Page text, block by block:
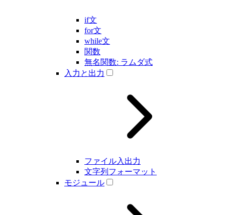
if文
for文
while文
関数
無名関数: ラムダ式
入力と出力
ファイル入出力
文字列フォーマット
モジュール